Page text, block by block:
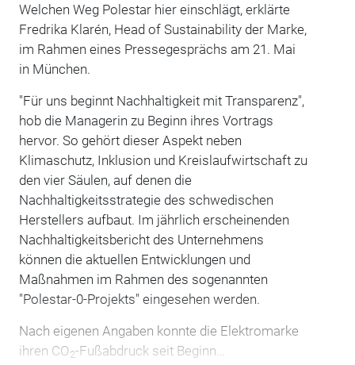
Welchen Weg Polestar hier einschlägt, erklärte
Fredrika Klarén, Head of Sustainability der Marke,
im Rahmen eines Pressegesprächs am 21. Mai
in München.
"Für uns beginnt Nachhaltigkeit mit Transparenz",
hob die Managerin zu Beginn ihres Vortrags
hervor. So gehört dieser Aspekt neben
Klimaschutz, Inklusion und Kreislaufwirtschaft zu
den vier Säulen, auf denen die
Nachhaltigkeitsstrategie des schwedischen
Herstellers aufbaut. Im jährlich erscheinenden
Nachhaltigkeitsbericht des Unternehmens
können die aktuellen Entwicklungen und
Maßnahmen im Rahmen des sogenannten
"Polestar-0-Projekts" eingesehen werden.
Nach eigenen Angaben konnte die Elektromarke
ihren CO2-Fußabdruck seit Beginn…